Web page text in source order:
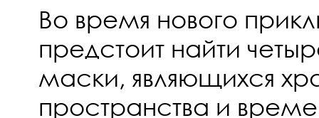
Во время нового
предстоит найти
маски, являющихся
пространства и